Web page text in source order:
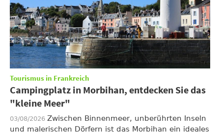
Tourismus in Frankreich
Campingplatz in Morbihan, entdecken Sie das
"kleine Meer"
03/08/2026 Zwischen Binnenmeer, unberührten Inseln
und malerischen Dörfern ist das Morbihan ein ideales